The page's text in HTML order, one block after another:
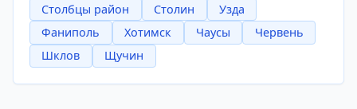
Столбцы район
Столин
Узда
Фаниполь
Хотимск Чаусы
Червень
Шклов
Щучин